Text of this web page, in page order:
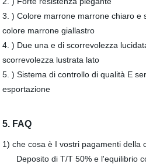
3. ) Colore marrone marrone chiaro e
colore marrone giallastro
4. ) Due una e di scorrevolezza
scorrevolezza lustrata lato
5. ) Sistema di controllo di qualità E
esportazione
5. FAQ
1) che cosa è I vostri pagamenti della
Deposito di T/T 50% e l'equilibrio